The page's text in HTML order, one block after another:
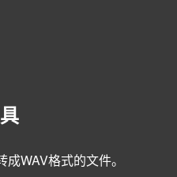
WAV格式的文件。